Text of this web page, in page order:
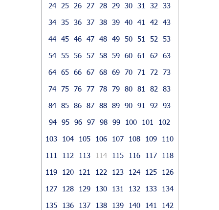
24
25 26 27 28 29 30 31 32
33
34 35 36 37 38 39 40 41 42
43
44 45 46 47 48 49 50 51 52
53
54 55 56 57 58 59 60 61 62
63
64 65 66 67 68 69 70 71 72
73
74 75 76 77 78 79 80 81 82
83
84 85 86 87 88 89 90 91 92
93
94 95 96 97 98 99 100 101
102
103
104 105 106 107 108 109
110
111
112 113 114 115 116 117
118
119
120 121 122 123 124 125
126
127
128 129 130 131 132 133
134
135
136 137 138 139 140 141
142